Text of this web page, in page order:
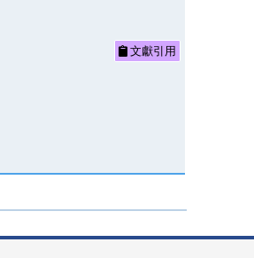
文獻引用